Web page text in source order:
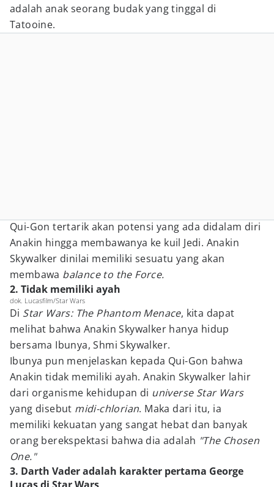
adalah anak seorang budak yang tinggal di
Tatooine.
Qui-Gon tertarik akan potensi yang ada didalam diri
Anakin hingga membawanya ke kuil Jedi. Anakin
Skywalker dinilai memiliki sesuatu yang akan
membawa balance to the Force.
2. Tidak memiliki ayah
dok. Lucasfilm/Star Wars
Di Star Wars: The Phantom Menace, kita dapat
melihat bahwa Anakin Skywalker hanya hidup
bersama Ibunya, Shmi Skywalker.
Ibunya pun menjelaskan kepada Qui-Gon bahwa
Anakin tidak memiliki ayah. Anakin Skywalker lahir
dari organisme kehidupan di universe Star Wars
yang disebut midi-chlorian. Maka dari itu, ia
memiliki kekuatan yang sangat hebat dan banyak
orang berekspektasi bahwa dia adalah "The Chosen
One."
3. Darth Vader adalah karakter pertama George